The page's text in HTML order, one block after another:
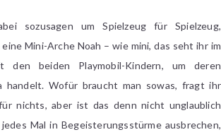
sozusagen um Spielzeug für Spielzeug,
Mini-Arche Noah – wie mini, das seht ihr im
den beiden Playmobil-Kindern, um deren
handelt. Wofür braucht man sowas, fragt ihr
nichts, aber ist das denn nicht unglaublich
Mal in Begeisterungsstürme ausbrechen,